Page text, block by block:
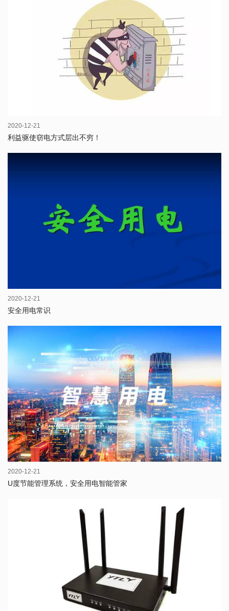
2020-12-21
利益驱使窃电方式层出不穷！
2020-12-21
安全用电常识
2020-12-21
U度节能管理系统，安全用电智能管家